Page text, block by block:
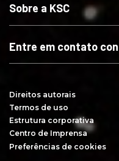
c
e
Sobre a KSC
Entre em contato
Direitos autorais
Termos de uso
Estrutura corporativa
Centro de Imprensa
Preferências de cookies